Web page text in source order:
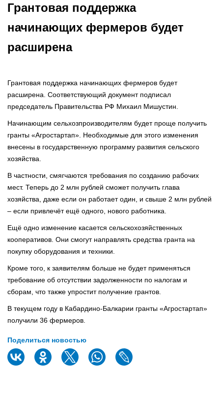
Грантовая поддержка
начинающих фермеров будет
расширена
Грантовая поддержка начинающих фермеров будет
расширена. Соответствующий документ подписал
председатель Правительства РФ Михаил Мишустин.
Начинающим сельхозпроизводителям будет проще получить
гранты «Агростартап». Необходимые для этого изменения
внесены в государственную программу развития сельского
хозяйства.
В частности, смягчаются требования по созданию рабочих
мест. Теперь до 2 млн рублей сможет получить глава
хозяйства, даже если он работает один, и свыше 2 млн рублей
– если привлечёт ещё одного, нового работника.
Ещё одно изменение касается сельскохозяйственных
кооперативов. Они смогут направлять средства гранта на
покупку оборудования и техники.
Кроме того, к заявителям больше не будет применяться
требование об отсутствии задолженности по налогам и
сборам, что также упростит получение грантов.
В текущем году в Кабардино-Балкарии гранты «Агростартап»
получили 36 фермеров.
Поделиться новостью